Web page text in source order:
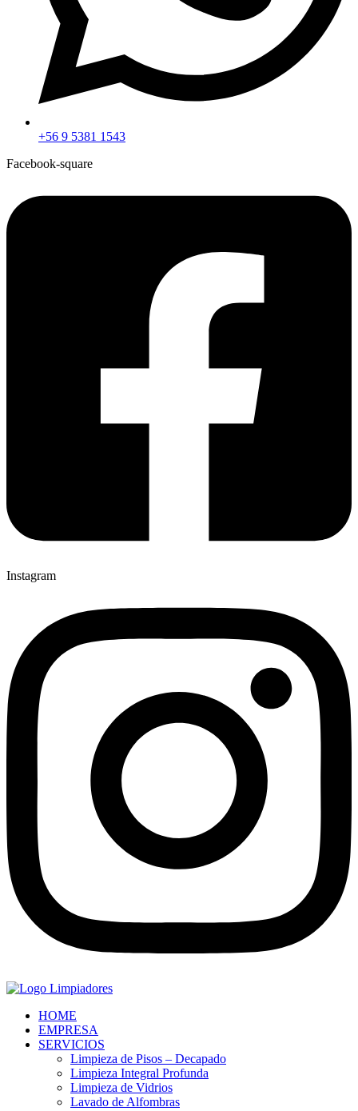
+56 9 5381 1543
Facebook-square
Instagram
HOME
EMPRESA
SERVICIOS
Limpieza de Pisos – Decapado
Limpieza Integral Profunda
Limpieza de Vidrios
Lavado de Alfombras